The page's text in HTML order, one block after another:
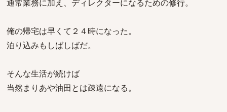
通常業務に加え、ディレクターになるための修行。
俺の帰宅は早くて２４時になった。
泊り込みもしばしばだ。
そんな生活が続けば
当然まりあや油田とは疎遠になる。